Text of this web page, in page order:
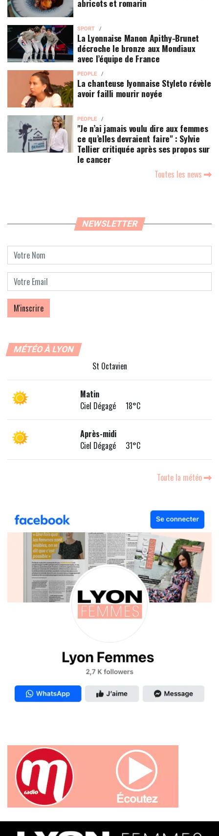
abricots et romarin
SPORT
La Lyonnaise Manon Apithy-Brunet
décroche le bronze aux Mondiaux
avec l’équipe de France
PEOPLE
La chanteuse lyonnaise Styleto révèle
avoir failli mourir noyée
PEOPLE
"Je n’ai jamais voulu dire aux femmes
ce qu’elles devraient faire" : Sylvie
Tellier critiquée après ses propos sur
le cancer
Toutes les news
NEWSLETTER
MÉTÉO À LYON
St Octavien
Matin
Ciel Dégagé 18°C
Après-midi
Ciel Dégagé 31°C
Toute la météo